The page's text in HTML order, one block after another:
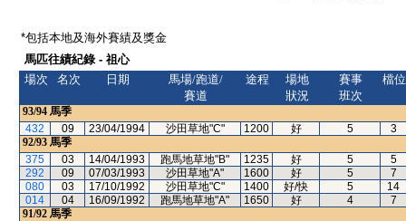
*包括本地及海外賽績及獎金
馬匹往績紀錄 - 祖心
場次
名次 日期
馬場/跑道/
賽道
途程
場地
狀況
賽事
班次
檔位
93/94 馬季
432
09 23/04/1994 沙田草地"C" 1200 好 5
3
92/93 馬季
375
03 14/04/1993 跑馬地草地"B" 1235 好 5
5
292
09 07/03/1993 沙田草地"A" 1600 好 5
7
080
03 17/10/1992 沙田草地"C" 1400 好/快 5
14
014
04 16/09/1992 跑馬地草地"A" 1650 好 4
7
91/92 馬季